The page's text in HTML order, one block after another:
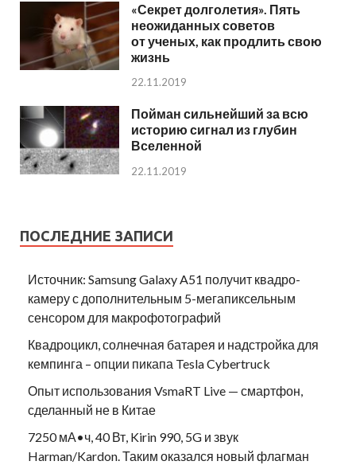
«Секрет долголетия». Пять
неожиданных советов
от ученых, как продлить свою
жизнь
22.11.2019
Пойман сильнейший за всю
историю сигнал из глубин
Вселенной
22.11.2019
ПОСЛЕДНИЕ ЗАПИСИ
Источник: Samsung Galaxy A51 получит квадро-
камеру с дополнительным 5-мегапиксельным
сенсором для макрофотографий
Квадроцикл, солнечная батарея и надстройка для
кемпинга – опции пикапа Tesla Cybertruck
Опыт использования VsmaRT Live — смартфон,
сделанный не в Китае
7250 мА•ч, 40 Вт, Kirin 990, 5G и звук
Harman/Kardon. Таким оказался новый флагман